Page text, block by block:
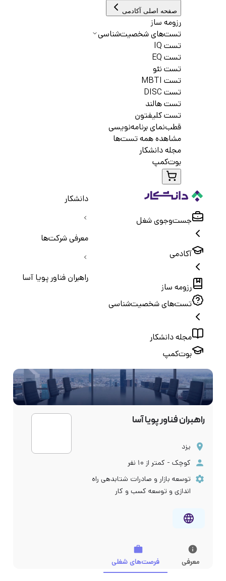
صفحه اصلی آکادمی
رزومه ساز
تست‌های شخصیت‌شناسی
تست IQ
تست EQ
تست نئو
تست MBTI
تست DISC
تست هالند
تست کلیفتون
قطب‌نمای برنامه‌نویسی
مشاهده همه تست‌ها
مجله دانشکار
بوت‌کمپ
جست‌و‌جوی شغل
آکادمی
رزومه ساز
تست‌های شخصیت‌شناسی
مجله دانشکار
بوت‌کمپ
دانشکار
معرفی شرکت‌ها
راهبران فناور پویا آسا
راهبران فناور پویا آسا
یزد
کوچک - کمتر از ۱۰ نفر
توسعه بازار و صادرات شتابدهی راه
اندازی و توسعه کسب و کار
معرفی فرصت‌های شغلی